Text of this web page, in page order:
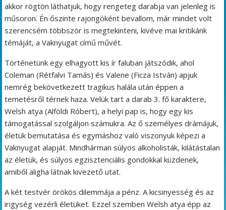
akkor rögtön láthatjuk, hogy rengeteg darabja van jelenleg is
műsoron. Én őszinte rajongóként bevallom, már mindet volt
szerencsém többször is megtekinteni, kivéve mai kritikánk
témáját, a Vaknyugat című művét.
Történetünk egy elhagyott kis ír faluban játszódik, ahol
Coleman (Rétfalvi Tamás) és Valene (Ficza István) apjuk
nemrég bekövetkezett tragikus halála után éppen a
temetésről térnek haza. Velük tart a darab 3. fő karaktere,
Welsh atya (Alföldi Róbert), a helyi pap is, hogy egy kis
támogatással szolgáljon számukra. Az ő személyes drámájuk,
életük bemutatása és egymáshoz való viszonyuk képezi a
Vaknyugat alapját. Mindhárman súlyos alkoholisták, kilátástalan
az életük, és súlyos egzisztenciális gondokkal küzdenek,
amiből aligha látnak kivezető utat.
A két testvér örökös dilemmája a pénz. A kicsinyesség és az
irigység vezérli életüket. Ezzel szemben Welsh atya épp az